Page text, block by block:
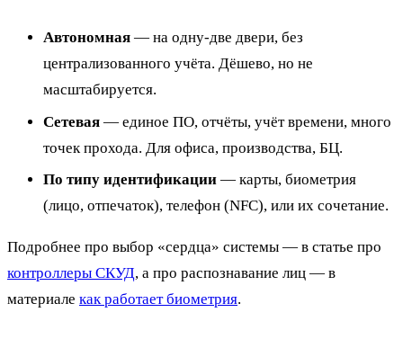
Автономная — на одну-две двери, без
централизованного учёта. Дёшево, но не
масштабируется.
Сетевая — единое ПО, отчёты, учёт времени, много
точек прохода. Для офиса, производства, БЦ.
По типу идентификации — карты, биометрия
(лицо, отпечаток), телефон (NFC), или их сочетание.
Подробнее про выбор «сердца» системы — в статье про
контроллеры СКУД, а про распознавание лиц — в
материале как работает биометрия.